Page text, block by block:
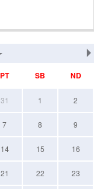
PT SB ND
31 1 2
7 8 9
14 15 16
21 22 23